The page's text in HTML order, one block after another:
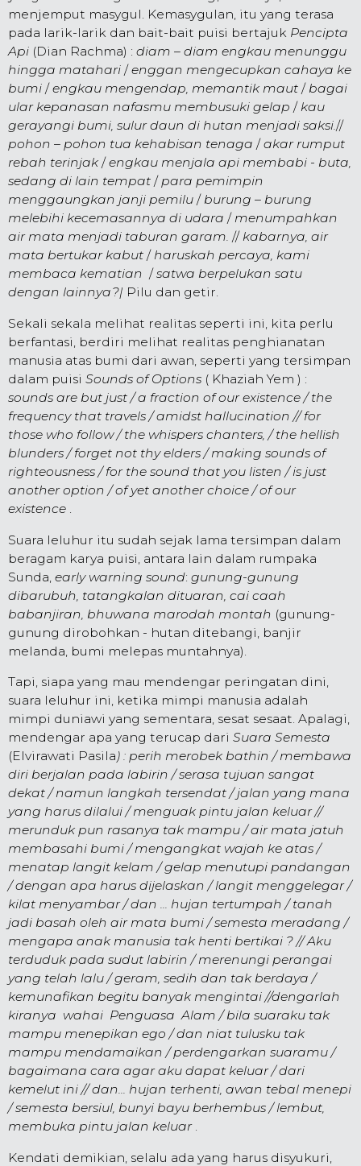
menjemput masygul. Kemasygulan, itu yang terasa
pada larik-larik dan bait-bait puisi bertajuk Pencipta
Api (Dian Rachma) : diam – diam engkau menunggu
hingga matahari /enggan mengecupkan cahaya ke
bumi /engkau mengendap, memantik maut / bagai
ular kepanasan nafasmu membusuki gelap / kau
gerayangi bumi, sulur daun di hutan menjadi saksi.//
pohon – pohon tua kehabisan tenaga /akar rumput
rebah terinjak /engkau menjala api membabi - buta,
sedang di lain tempat / para pemimpin
menggaungkan janji pemilu / burung – burung
melebihi kecemasannya di udara / menumpahkan
air mata menjadi taburan garam. // kabarnya, air
mata bertukar kabut / haruskah percaya, kami
membaca kematian /satwa berpelukan satu
dengan lainnya?| Pilu dan getir.
Sekali sekala melihat realitas seperti ini, kita perlu
berfantasi, berdiri melihat realitas penghianatan
manusia atas bumi dari awan, seperti yang tersimpan
dalam puisi Sounds of Options ( Khaziah Yem ) :
sounds are but just / a fraction of our existence / the
frequency that travels / amidst hallucination // for
those who follow / the whispers chanters, / the hellish
blunders / forget not thy elders / making sounds of
righteousness / for the sound that you listen / is just
another option / of yet another choice / of our
existence .
Suara leluhur itu sudah sejak lama tersimpan dalam
beragam karya puisi, antara lain dalam rumpaka
Sunda, early warning sound: gunung-gunung
dibarubuh, tatangkalan dituaran, cai caah
babanjiran, bhuwana marodah montah (gunung-
gunung dirobohkan - hutan ditebangi, banjir
melanda, bumi melepas muntahnya).
Tapi, siapa yang mau mendengar peringatan dini,
suara leluhur ini, ketika mimpi manusia adalah
mimpi duniawi yang sementara, sesat sesaat. Apalagi,
mendengar apa yang terucap dari Suara Semesta
(Elvirawati Pasila) : perih merobek bathin / membawa
diri berjalan pada labirin / serasa tujuan sangat
dekat / namun langkah tersendat / jalan yang mana
yang harus dilalui / menguak pintu jalan keluar //
merunduk pun rasanya tak mampu / air mata jatuh
membasahi bumi / mengangkat wajah ke atas /
menatap langit kelam / gelap menutupi pandangan
/ dengan apa harus dijelaskan / langit menggelegar /
kilat menyambar / dan ... hujan tertumpah / tanah
jadi basah oleh air mata bumi / semesta meradang /
mengapa anak manusia tak henti bertikai ? // Aku
terduduk pada sudut labirin / merenungi perangai
yang telah lalu / geram, sedih dan tak berdaya /
kemunafikan begitu banyak mengintai //dengarlah
kiranya wahai Penguasa Alam / bila suaraku tak
mampu menepikan ego / dan niat tulusku tak
mampu mendamaikan / perdengarkan suaramu /
bagaimana cara agar aku dapat keluar / dari
kemelut ini // dan... hujan terhenti, awan tebal menepi
/ semesta bersiul, bunyi bayu berhembus / lembut,
membuka pintu jalan keluar.
Kendati demikian, selalu ada yang harus disyukuri,